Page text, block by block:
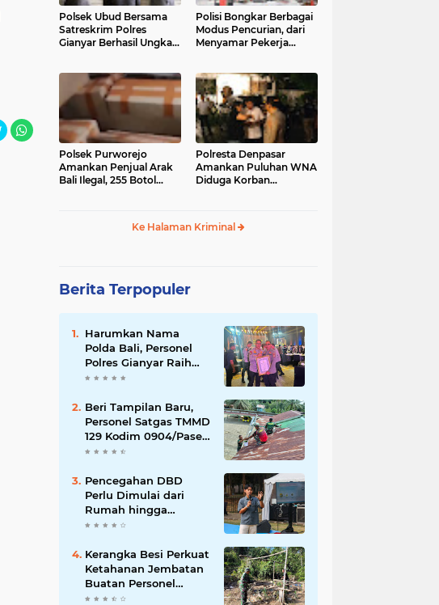
Polsek Ubud Bersama
Satreskrim Polres
Gianyar Berhasil Ungkap
Polisi Bongkar Berbagai
Modus Pencurian, dari
Menyamar Pekerja
Polsek Purworejo
Amankan Penjual Arak
Bali Ilegal, 255 Botol
Polresta Denpasar
Amankan Puluhan WNA
Diduga Korban
Ke Halaman Kriminal
Berita Terpopuler
Harumkan Nama
Polda Bali, Personel
Polres Gianyar Raih
Penghargaan
Beri Tampilan Baru,
Personel Satgas TMMD
129 Kodim 0904/Paser
Cat Atap Rumah
Pencegahan DBD
Perlu Dimulai dari
Rumah hingga
Lingkungan Sekolah
Kerangka Besi Perkuat
Ketahanan Jembatan
Buatan Personel
TMMD 129